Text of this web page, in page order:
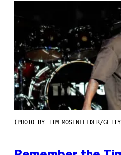
(PHOTO BY TIM MOSENFELDER/